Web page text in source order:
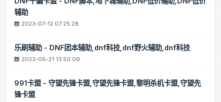
辅助
2023-07-12 07:25:28
乐刷辅助 - DNF团本辅助,dnf科技,dnf野火辅助,dnf科技
2023-06-21 13:50:09
991卡盟 - 守望先锋卡盟,守望先锋卡盟,黎明杀机卡盟,守望先
锋卡盟